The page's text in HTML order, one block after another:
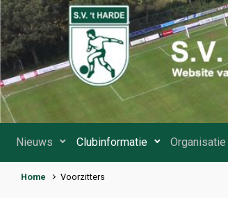
Spring naar de hoofdinhoud
Nieuws Clubinformatie Organisatie
Home Voorzitters